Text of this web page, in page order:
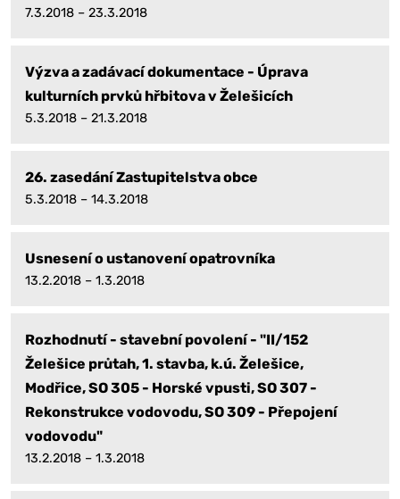
7.3.2018 – 23.3.2018
Výzva a zadávací dokumentace - Úprava
kulturních prvků hřbitova v Želešicích
5.3.2018 – 21.3.2018
26. zasedání Zastupitelstva obce
5.3.2018 – 14.3.2018
Usnesení o ustanovení opatrovníka
13.2.2018 – 1.3.2018
Rozhodnutí - stavební povolení - "II/152
Želešice průtah, 1. stavba, k.ú. Želešice,
Modřice, SO 305 - Horské vpusti, SO 307 -
Rekonstrukce vodovodu, SO 309 - Přepojení
vodovodu"
13.2.2018 – 1.3.2018